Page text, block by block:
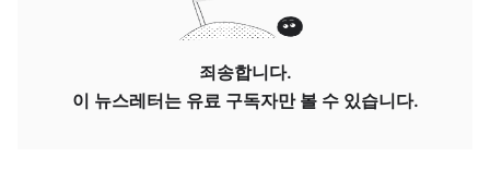
죄송합니다.
이 뉴스레터는 유료 구독자만 볼 수 있습니다.